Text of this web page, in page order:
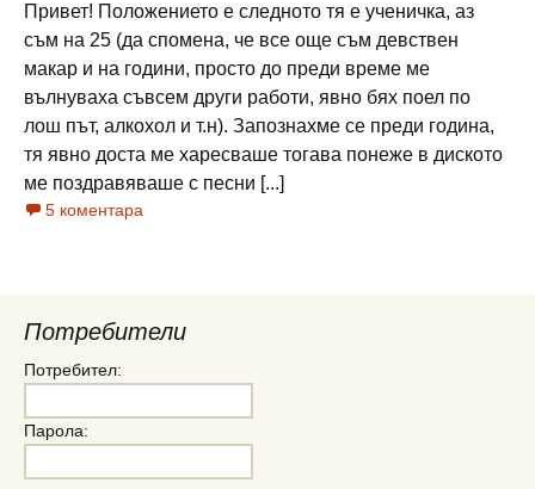
Привет! Положението е следното тя е ученичка, аз
съм на 25 (да спомена, че все още съм девствен
макар и на години, просто до преди време ме
вълнуваха съвсем други работи, явно бях поел по
лош път, алкохол и т.н). Запознахме се преди година,
тя явно доста ме харесваше тогава понеже в диското
ме поздравяваше с песни [...]
5 коментара
Потребители
Потребител:
Парола: